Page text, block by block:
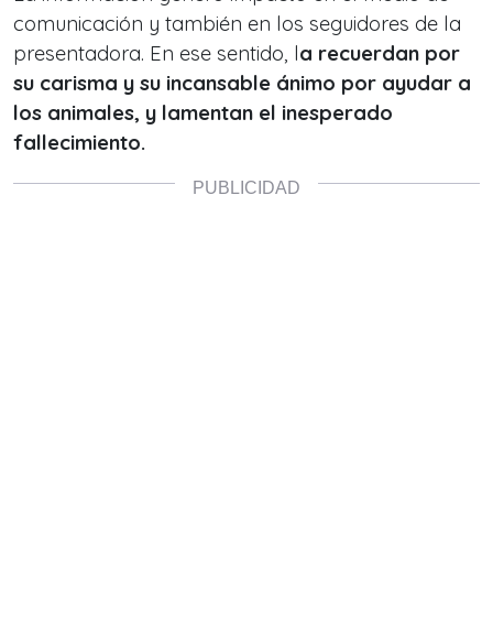
comunicación y también en los seguidores de la
presentadora. En ese sentido, la recuerdan por
su carisma y su incansable ánimo por ayudar a
los animales, y lamentan el inesperado
fallecimiento.